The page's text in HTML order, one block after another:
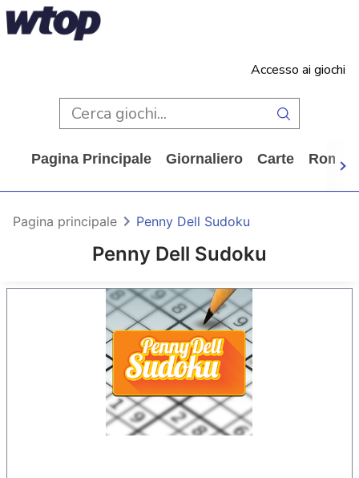
Accesso ai giochi
Pagina Principale Giornaliero Carte
Penny Dell Sudoku
Pagina principale Penny Dell Sudoku